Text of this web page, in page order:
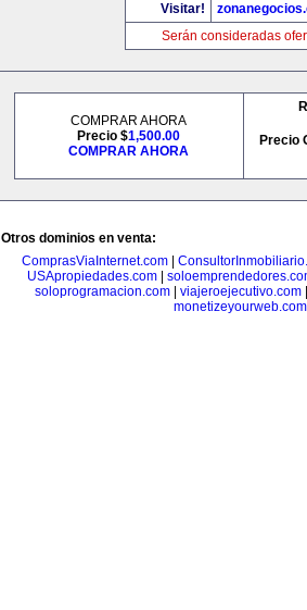
Visitar!
Serán consideradas
COMPRAR AHORA
Precio $1,500.00
COMPRAR AHORA
Precio
Otros dominios en venta:
ComprasViaInternet.com
USApropiedades.com
soloprogramacion.com
viajeroejecutivo.com
monetizeyourweb.com